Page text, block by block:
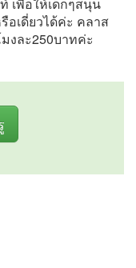
อเดี่ยวได้ค่ะ คลาส
งละ250บาทค่ะ